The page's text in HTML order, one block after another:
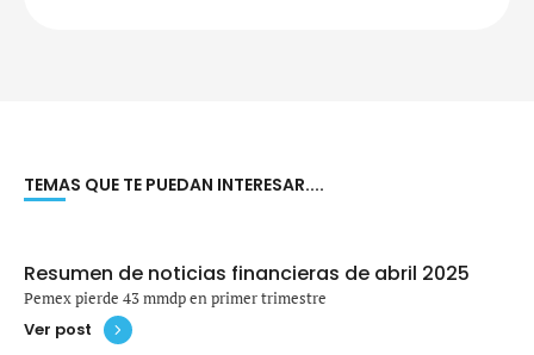
TEMAS QUE TE PUEDAN INTERESAR....
Resumen de noticias financieras de abril 2025
Pemex pierde 43 mmdp en primer trimestre
Ver post